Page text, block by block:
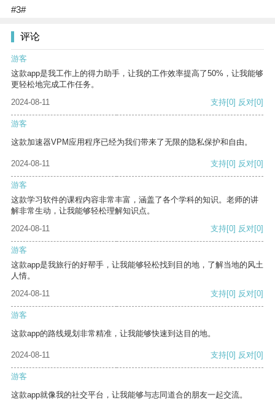
#3#
评论
游客
这款app是我工作上的得力助手，让我的工作效率提高了50%，让我能够
更轻松地完成工作任务。
2024-08-11
支持[0] 反对[0]
游客
这款加速器VPM应用程序已经为我们带来了无限的隐私保护和自由。
2024-08-11 支持[0] 反对[0]
游客
这款学习软件的课程内容非常丰富，涵盖了各个学科的知识。老师的讲
解非常生动，让我能够轻松理解知识点。
2024-08-11
支持[0] 反对[0]
游客
这款app是我旅行的好帮手，让我能够轻松找到目的地，了解当地的风土
人情。
2024-08-11
支持[0] 反对[0]
游客
这款app的路线规划非常精准，让我能够快速到达目的地。
2024-08-11 支持[0] 反对[0]
游客
这款app就像我的社交平台，让我能够与志同道合的朋友一起交流。